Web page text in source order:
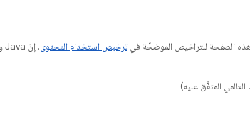
الصفحة للتراخيص الموضحّة فيترخيص استخدام المحتوى